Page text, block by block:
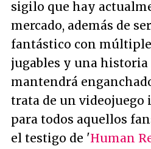
sigilo que hay
mercado, además de
fantástico con
jugables y una
mantendrá
trata de un videojuego
para todos aquellos
el testigo de 'Human